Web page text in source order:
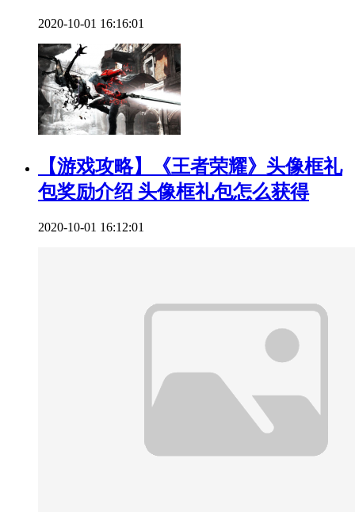
2020-10-01 16:16:01
【游戏攻略】《王者荣耀》头像框礼
包奖励介绍 头像框礼包怎么获得
2020-10-01 16:12:01